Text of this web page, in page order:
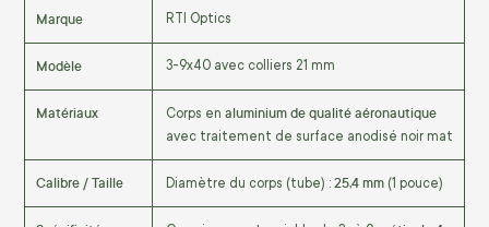
Marque RTI Optics
Modèle 3-9x40 avec colliers 21 mm
Matériaux Corps en aluminium de qualité aéronautique
avec traitement de surface anodisé noir mat
Calibre / Taille Diamètre du corps (tube) : 25,4 mm (1 pouce)